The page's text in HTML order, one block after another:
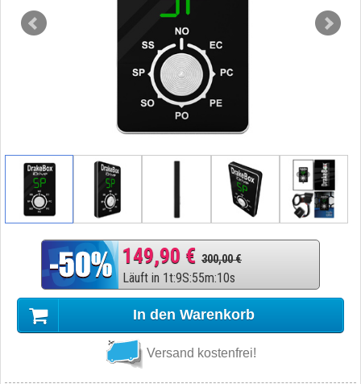
149,90 € 300,00 €
Läuft in 1t:9S:55m:9s
In den Warenkorb
Versand kostenfrei!